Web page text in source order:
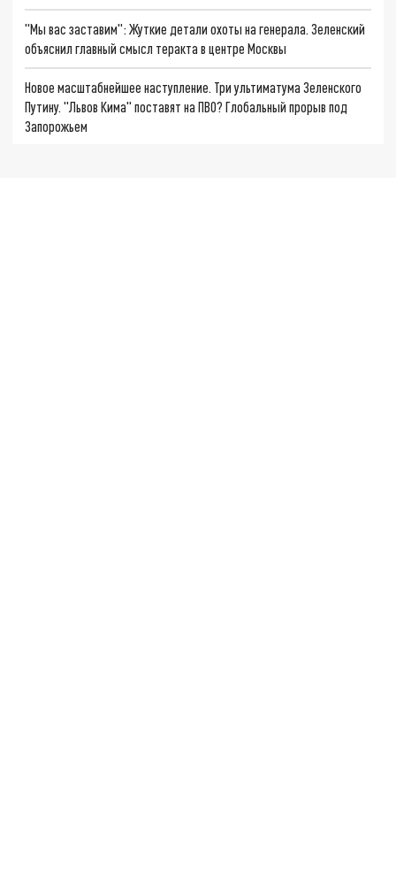
"Мы вас заставим": Жуткие детали охоты на генерала. Зеленский
объяснил главный смысл теракта в центре Москвы
Новое масштабнейшее наступление. Три ультиматума Зеленского
Путину. "Львов Кима" поставят на ПВО? Глобальный прорыв под
Запорожьем